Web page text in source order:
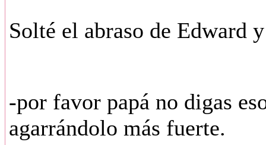
Solté el abraso de Edward
-por favor papá no digas
agarrándolo más fuerte.